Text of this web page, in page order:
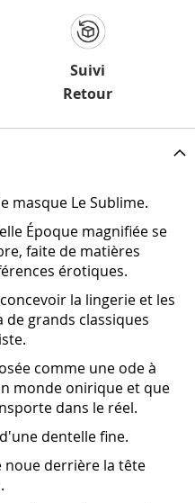
Suivi
Retour
masque Le Sublime.
Époque magnifiée se
faite de matières
érotiques.
la lingerie et les
grands classiques
comme une ode à
monde onirique et que
dans le réel.
dentelle fine.
noue derrière la tête